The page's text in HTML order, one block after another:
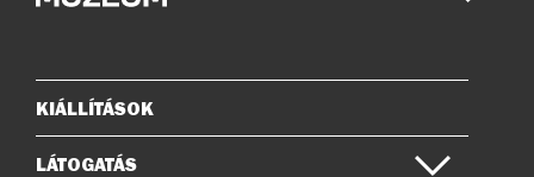
Oldaltérkép
KIÁLLÍTÁSOK
LÁTOGATÁS